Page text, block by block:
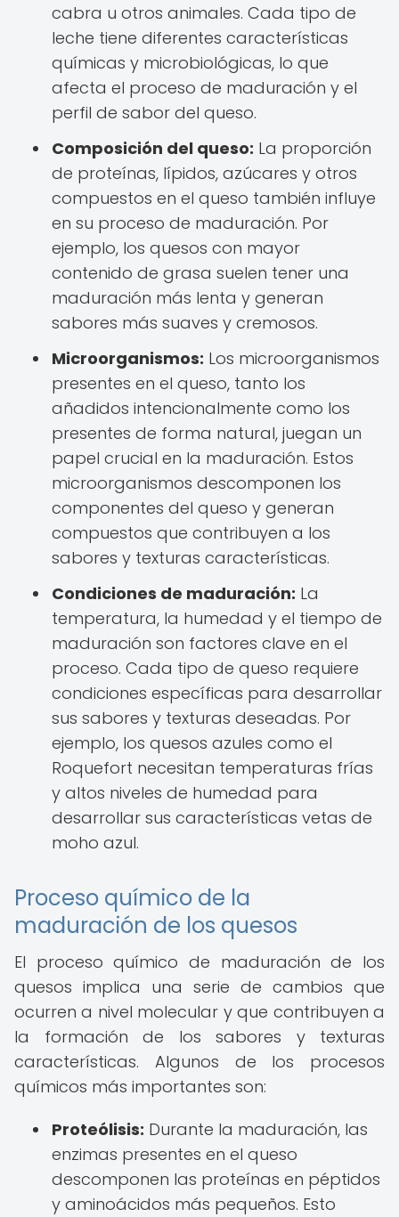
cabra u otros animales. Cada tipo de
leche tiene diferentes características
químicas y microbiológicas, lo que
afecta el proceso de maduración y el
perfil de sabor del queso.
Composición del queso: La proporción
de proteínas, lípidos, azúcares y otros
compuestos en el queso también influye
en su proceso de maduración. Por
ejemplo, los quesos con mayor
contenido de grasa suelen tener una
maduración más lenta y generan
sabores más suaves y cremosos.
Microorganismos: Los microorganismos
presentes en el queso, tanto los
añadidos intencionalmente como los
presentes de forma natural, juegan un
papel crucial en la maduración. Estos
microorganismos descomponen los
componentes del queso y generan
compuestos que contribuyen a los
sabores y texturas características.
Condiciones de maduración: La
temperatura, la humedad y el tiempo de
maduración son factores clave en el
proceso. Cada tipo de queso requiere
condiciones específicas para desarrollar
sus sabores y texturas deseadas. Por
ejemplo, los quesos azules como el
Roquefort necesitan temperaturas frías
y altos niveles de humedad para
desarrollar sus características vetas de
moho azul.
Proceso químico de la
maduración de los quesos
El proceso químico de maduración de los
quesos implica una serie de cambios que
ocurren a nivel molecular y que contribuyen a
la formación de los sabores y texturas
características. Algunos de los procesos
químicos más importantes son:
Proteólisis: Durante la maduración, las
enzimas presentes en el queso
descomponen las proteínas en péptidos
y aminoácidos más pequeños. Esto